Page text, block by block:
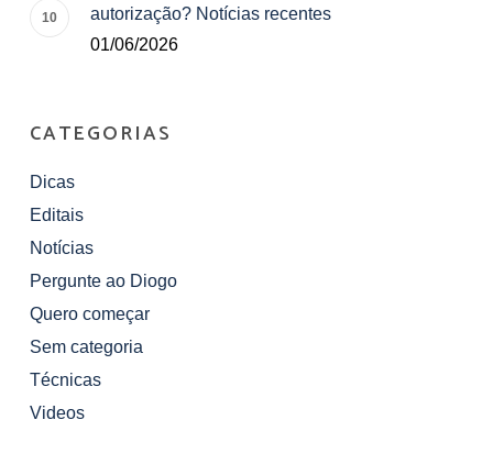
autorização? Notícias recentes
01/06/2026
CATEGORIAS
Dicas
Editais
Notícias
Pergunte ao Diogo
Quero começar
Sem categoria
Técnicas
Videos